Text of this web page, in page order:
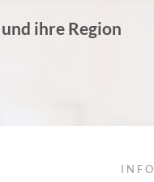
ihre Region
INFO